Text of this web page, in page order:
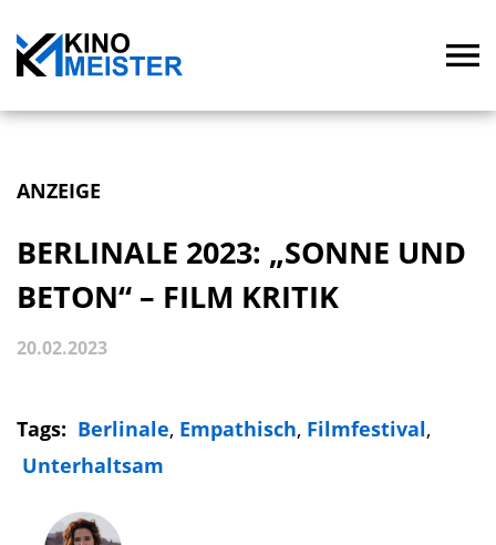
ANZEIGE
BERLINALE 2023: „SONNE UND
BETON“ – FILM KRITIK
20.02.2023
Tags: Berlinale, Empathisch, Filmfestival,
Unterhaltsam